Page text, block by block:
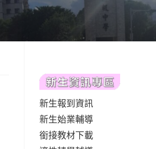
新生報到資訊
新生始業輔導
銜接教材下載